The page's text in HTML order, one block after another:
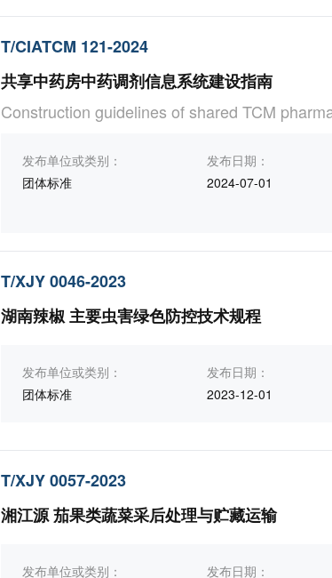
T/CIATCM 121-2024
共享中药房中药调剂信息系统建设指南
Construction guidelines of shared TCM
发布单位或类别：
团体标准
发布日期：
2024-07-01
T/XJY 0046-2023
湖南辣椒 主要虫害绿色防控技术规程
发布单位或类别：
团体标准
发布日期：
2023-12-01
T/XJY 0057-2023
湘江源 茄果类蔬菜采后处理与贮藏运输
发布单位或类别：
发布日期：